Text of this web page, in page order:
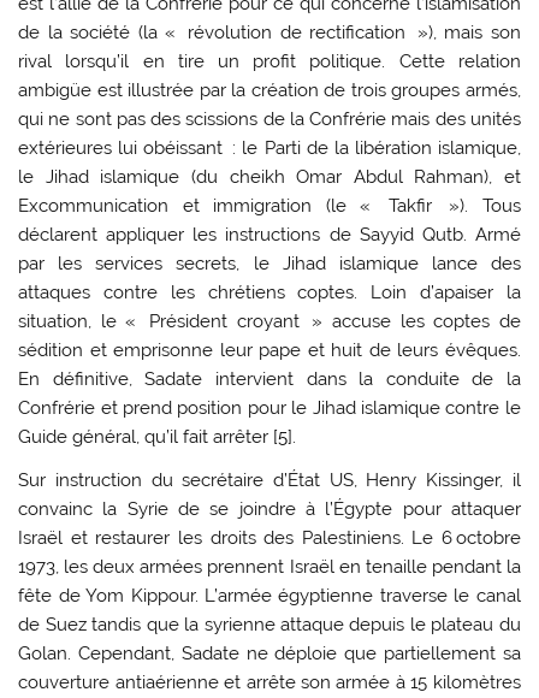
de la société (la « révolution de rectification »), mais son
rival lorsqu’il en tire un profit politique. Cette relation
ambigüe est illustrée par la création de trois groupes armés,
qui ne sont pas des scissions de la Confrérie mais des unités
extérieures lui obéissant : le Parti de la libération islamique,
le Jihad islamique (du cheikh Omar Abdul Rahman), et
Excommunication et immigration (le « Takfir »). Tous
déclarent appliquer les instructions de Sayyid Qutb. Armé
par les services secrets, le Jihad islamique lance des
attaques contre les chrétiens coptes. Loin d’apaiser la
situation, le « Président croyant » accuse les coptes de
sédition et emprisonne leur pape et huit de leurs évêques.
En définitive, Sadate intervient dans la conduite de la
Confrérie et prend position pour le Jihad islamique contre le
Guide général, qu’il fait arrêter [5].
Sur instruction du secrétaire d’État US, Henry Kissinger, il
convainc la Syrie de se joindre à l’Égypte pour attaquer
Israël et restaurer les droits des Palestiniens. Le 6 octobre
1973, les deux armées prennent Israël en tenaille pendant la
fête de Yom Kippour. L’armée égyptienne traverse le canal
de Suez tandis que la syrienne attaque depuis le plateau du
Golan. Cependant, Sadate ne déploie que partiellement sa
couverture antiaérienne et arrête son armée à 15 kilomètres